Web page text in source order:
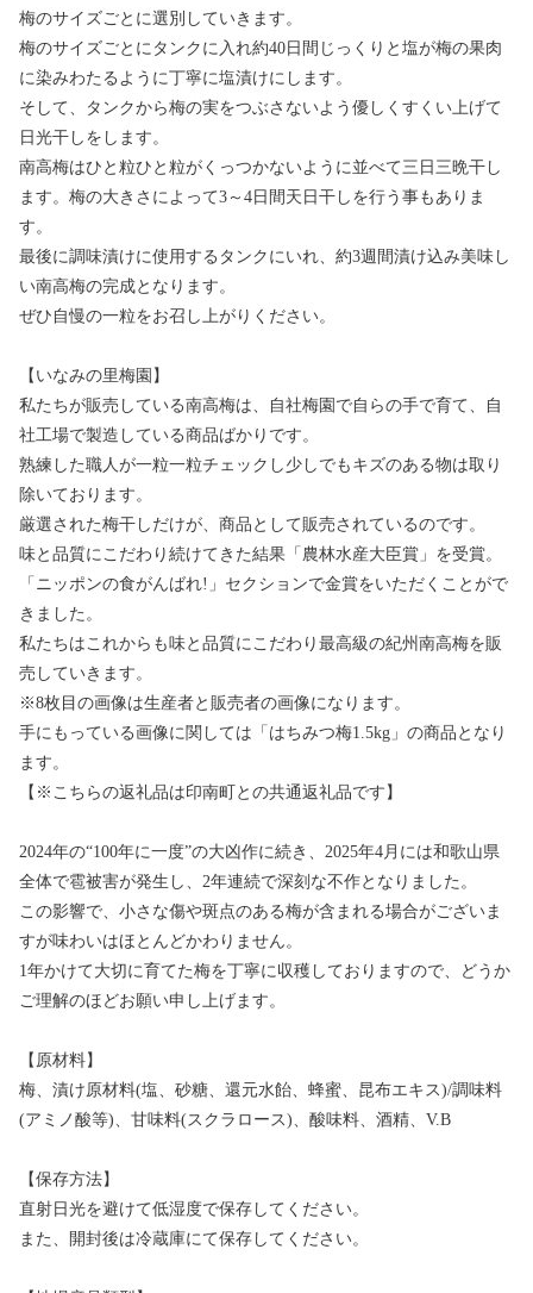
梅のサイズごとに選別していきます。
梅のサイズごとにタンクに入れ約40日間じっくりと塩が梅の果肉
に染みわたるように丁寧に塩漬けにします。
そして、タンクから梅の実をつぶさないよう優しくすくい上げて
日光干しをします。
南高梅はひと粒ひと粒がくっつかないように並べて三日三晩干し
ます。梅の大きさによって3～4日間天日干しを行う事もありま
す。
最後に調味漬けに使用するタンクにいれ、約3週間漬け込み美味し
い南高梅の完成となります。
ぜひ自慢の一粒をお召し上がりください。
【いなみの里梅園】
私たちが販売している南高梅は、自社梅園で自らの手で育て、自
社工場で製造している商品ばかりです。
熟練した職人が一粒一粒チェックし少しでもキズのある物は取り
除いております。
厳選された梅干しだけが、商品として販売されているのです。
味と品質にこだわり続けてきた結果「農林水産大臣賞」を受賞。
「ニッポンの食がんばれ!」セクションで金賞をいただくことがで
きました。
私たちはこれからも味と品質にこだわり最高級の紀州南高梅を販
売していきます。
※8枚目の画像は生産者と販売者の画像になります。
手にもっている画像に関しては「はちみつ梅1.5kg」の商品となり
ます。
【※こちらの返礼品は印南町との共通返礼品です】
2024年の“100年に一度”の大凶作に続き、2025年4月には和歌山県
全体で雹被害が発生し、2年連続で深刻な不作となりました。
この影響で、小さな傷や斑点のある梅が含まれる場合がございま
すが味わいはほとんどかわりません。
1年かけて大切に育てた梅を丁寧に収穫しておりますので、どうか
ご理解のほどお願い申し上げます。
【原材料】
梅、漬け原材料(塩、砂糖、還元水飴、蜂蜜、昆布エキス)/調味料
(アミノ酸等)、甘味料(スクラロース)、酸味料、酒精、V.B
【保存方法】
直射日光を避けて低湿度で保存してください。
また、開封後は冷蔵庫にて保存してください。